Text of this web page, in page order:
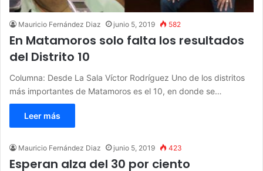
Mauricio Fernández Diaz junio 5, 2019 582
En Matamoros solo falta los resultados
del Distrito 10
Columna: Desde La Sala Víctor Rodríguez Uno de los distritos
más importantes de Matamoros es el 10, en donde se…
Leer más
Mauricio Fernández Diaz junio 5, 2019 423
Esperan alza del 30 por ciento